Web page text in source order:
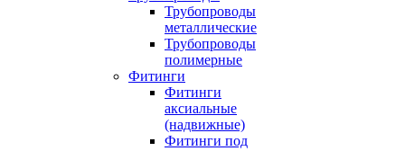
Трубопроводы
металлические
Трубопроводы
полимерные
Фитинги
Фитинги
аксиальные
(надвижные)
Фитинги под